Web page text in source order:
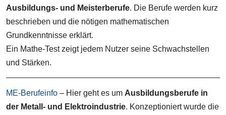
Ausbildungs- und Meisterberufe. Die Berufe werden kurz
beschrieben und die nötigen mathematischen
Grundkenntnisse erklärt.
Ein Mathe-Test zeigt jedem Nutzer seine Schwachstellen
und Stärken.
ME-Berufeinfo – Hier geht es um Ausbildungsberufe in
der Metall- und Elektroindustrie. Konzeptioniert wurde die